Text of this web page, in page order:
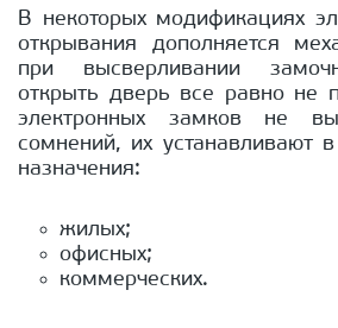
В некоторых модификациях
открывания дополняется
при высверливании
открыть дверь все равно не
электронных замков не
сомнений, их устанавливают
назначения:
жилых;
офисных;
коммерческих.